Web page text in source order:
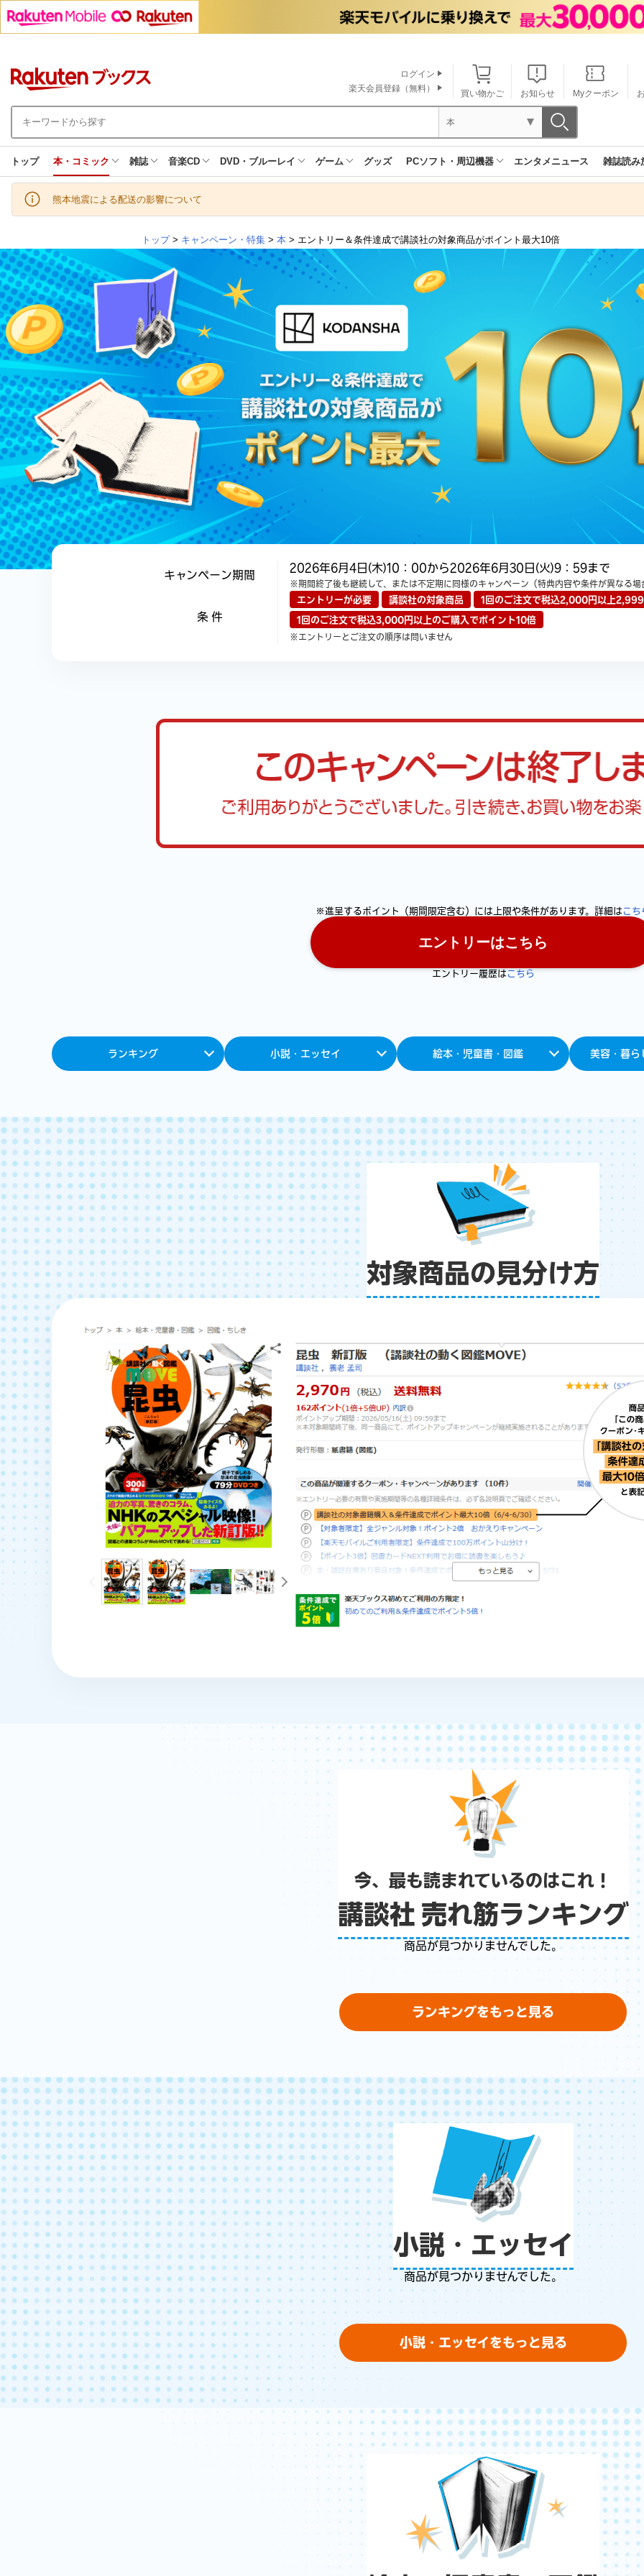
買い物かご お知らせ Myクーポン
ログイン
楽天会員登録（無料）
本
トップ 本・コミック 雑誌 音楽CD DVD・ブルーレイ ゲーム グッズ PCソフト・周辺機器 エンタメニュース 雑誌読み
熊本地震による配送の影響について
トップ> キャンペーン・特集 > 本 > エントリー＆条件達成で講談社の対象商品がポイント最大10倍
キャンペーン期間
2026年6月4日(木)10：00から2026年6月30日(火)9：59まで
※期間終了後も継続して、または不定期に同様のキャンペーン（特典内容や条件が異なる
条 件
エントリーが必要 講談社の対象商品 1回のご注文で税込2,000円以上2,999
1回のご注文で税込3,000円以上のご購入でポイント10倍
※エントリーとご注文の順序は問いません
※進呈するポイント（期間限定含む）には上限や条件があります。詳細は こち
エントリーはこちら
エントリー履歴は こちら
ランキング 小説・エッセイ 絵本・児童書・図鑑 美容・暮ら
対象商品の見分け方
今、最も読まれているのはこれ！
講談社 売れ筋ランキング
商品が見つかりませんでした。
ランキングをもっと見る
小説・エッセイ
商品が見つかりませんでした。
小説・エッセイをもっと見る